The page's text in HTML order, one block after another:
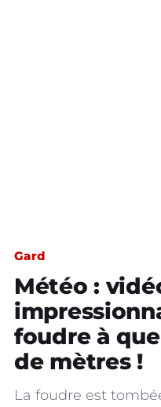
Gard
Météo :
foudre à
de mètres !
La foudre est